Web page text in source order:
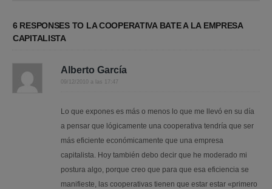
6 RESPONSES TO LA COOPERATIVA BATE A LA EMPRESA
CAPITALISTA
Alberto García
09/12/2010 a las 17:47
Lo que expones es más o menos lo que me llevó en su día
a pensar que lógicamente una cooperativa tendría que ser
más eficiente económicamente que una empresa
capitalista. Hoy también debo decir que he moderado mi
postura algo, porque creo que para que esa eficiencia se
manifieste, las cooperativas tienen que estar estar «primero